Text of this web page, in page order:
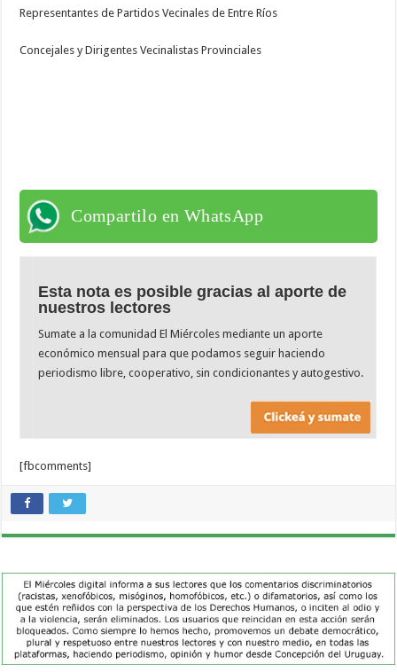
Representantes de Partidos Vecinales de Entre Ríos
Concejales y Dirigentes Vecinalistas Provinciales
Compartilo en WhatsApp
Esta nota es posible gracias al aporte de
nuestros lectores
Sumate a la comunidad El Miércoles mediante un aporte
económico mensual para que podamos seguir haciendo
periodismo libre, cooperativo, sin condicionantes y autogestivo.
[fbcomments]